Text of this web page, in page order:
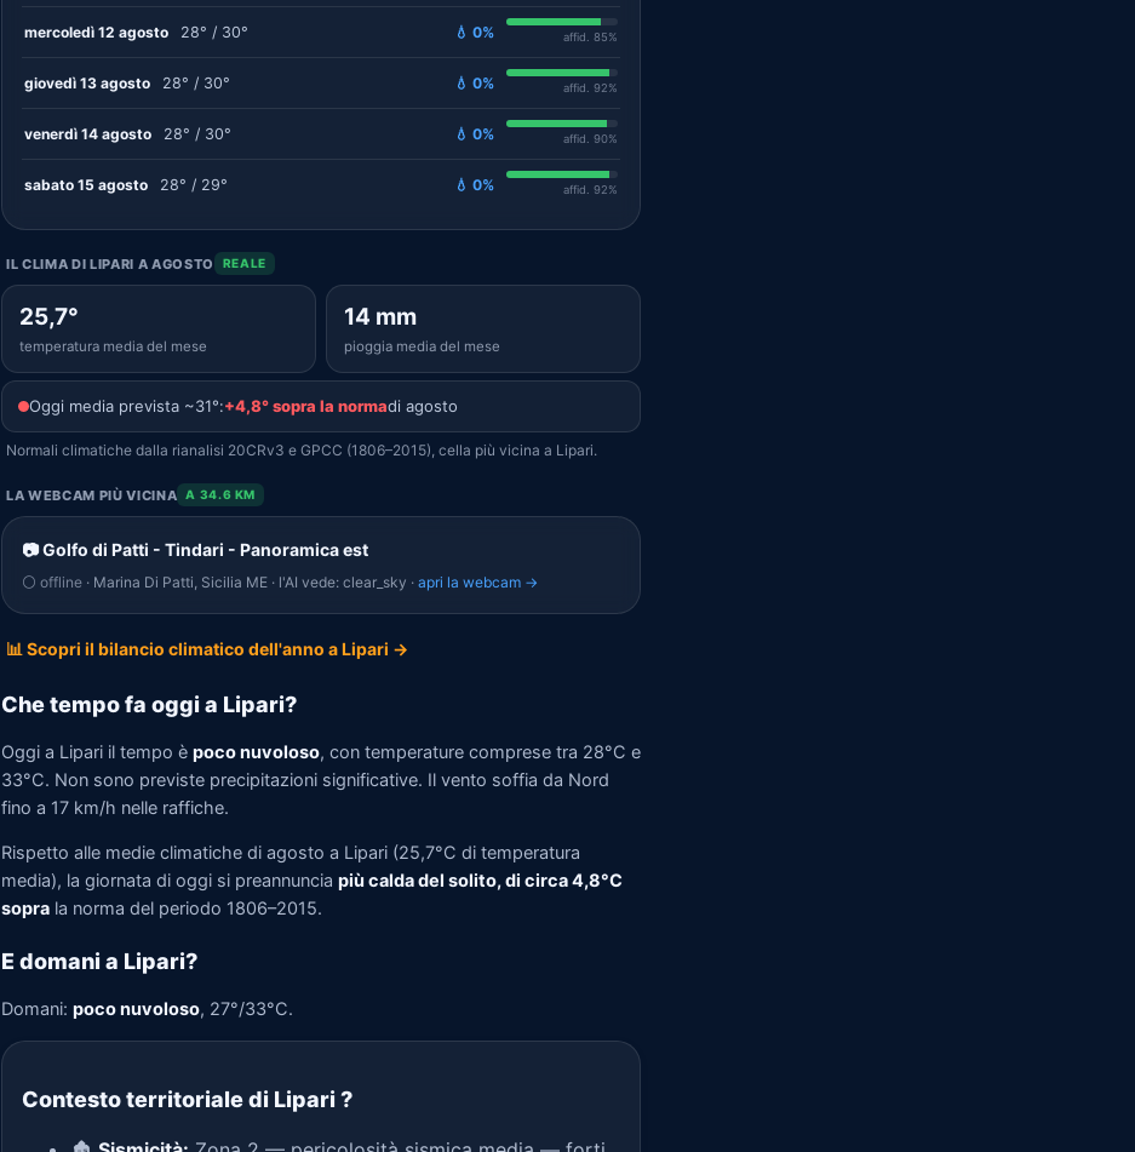
mercoledì 12 agosto 28° / 30° 💧 0% affid. 85%
giovedì 13 agosto 28° / 30° 💧 0% affid. 92%
venerdì 14 agosto 28° / 30° 💧 0% affid. 90%
sabato 15 agosto 28° / 29° 💧 0% affid. 92%
IL CLIMA DI LIPARI A AGOSTO REALE
25,7°
temperatura media del mese
14 mm
pioggia media del mese
Oggi media prevista ~31°:+4,8° sopra la normadi agosto
Normali climatiche dalla rianalisi 20CRv3 e GPCC (1806–2015), cella più vicina a Lipari.
LA WEBCAM PIÙ VICINA A 34.6 KM
📷 Golfo di Patti - Tindari - Panoramica est
⚪ offline · Marina Di Patti, Sicilia ME · l'AI vede: clear_sky · apri la webcam →
📊 Scopri il bilancio climatico dell'anno a Lipari →
Che tempo fa oggi a Lipari?
Oggi a Lipari il tempo è poco nuvoloso, con temperature comprese tra 28°C e
33°C. Non sono previste precipitazioni significative. Il vento soffia da Nord
fino a 17 km/h nelle raffiche.
Rispetto alle medie climatiche di agosto a Lipari (25,7°C di temperatura
media), la giornata di oggi si preannuncia più calda del solito, di circa 4,8°C
sopra la norma del periodo 1806–2015.
E domani a Lipari?
Domani: poco nuvoloso, 27°/33°C.
Contesto territoriale di Lipari ?